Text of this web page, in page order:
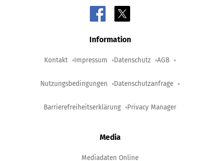
Information
Kontakt Impressum Datenschutz AGB
Nutzungsbedingungen Datenschutzanfrage
Barrierefreiheitserklärung Privacy Manager
Media
Mediadaten Online